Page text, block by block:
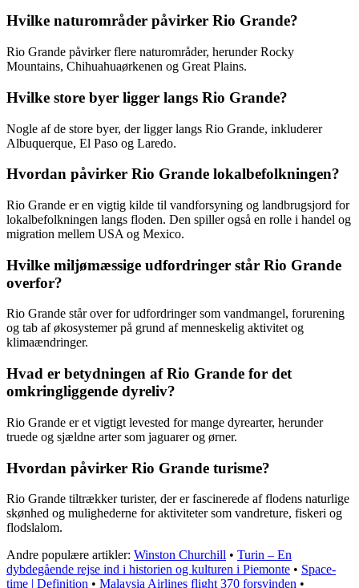
Hvilke naturområder påvirker Rio Grande?
Rio Grande påvirker flere naturområder, herunder Rocky
Mountains, Chihuahuaørkenen og Great Plains.
Hvilke store byer ligger langs Rio Grande?
Nogle af de store byer, der ligger langs Rio Grande, inkluderer
Albuquerque, El Paso og Laredo.
Hvordan påvirker Rio Grande lokalbefolkningen?
Rio Grande er en vigtig kilde til vandforsyning og landbrugsjord for
lokalbefolkningen langs floden. Den spiller også en rolle i handel og
migration mellem USA og Mexico.
Hvilke miljømæssige udfordringer står Rio Grande
overfor?
Rio Grande står over for udfordringer som vandmangel, forurening
og tab af økosystemer på grund af menneskelig aktivitet og
klimaændringer.
Hvad er betydningen af Rio Grande for det
omkringliggende dyreliv?
Rio Grande er et vigtigt levested for mange dyrearter, herunder
truede og sjældne arter som jaguarer og ørner.
Hvordan påvirker Rio Grande turisme?
Rio Grande tiltrækker turister, der er fascinerede af flodens naturlige
skønhed og mulighederne for aktiviteter som vandreture, fiskeri og
flodslalom.
Andre populære artikler: Winston Churchill • Turin – En
dybdegående rejse ind i historien og kulturen i Piemonte • Space-
time | Definition • Malaysia Airlines flight 370 forsvinden •